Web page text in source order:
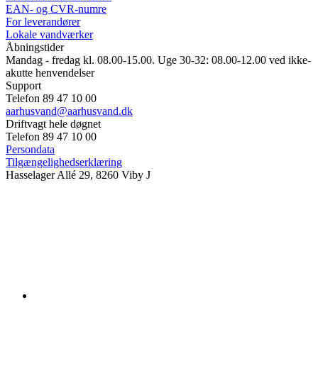
EAN- og CVR-numre
For leverandører
Lokale vandværker
Åbningstider
Mandag - fredag kl. 08.00-15.00. Uge 30-32: 08.00-12.00 ved ikke-
akutte henvendelser
Support
Telefon 89 47 10 00
aarhusvand@aarhusvand.dk
Driftvagt hele døgnet
Telefon 89 47 10 00
Persondata
Tilgængelighedserklæring
Hasselager Allé 29, 8260 Viby J